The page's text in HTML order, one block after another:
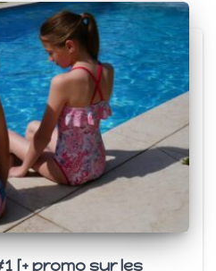
[+ promo sur les